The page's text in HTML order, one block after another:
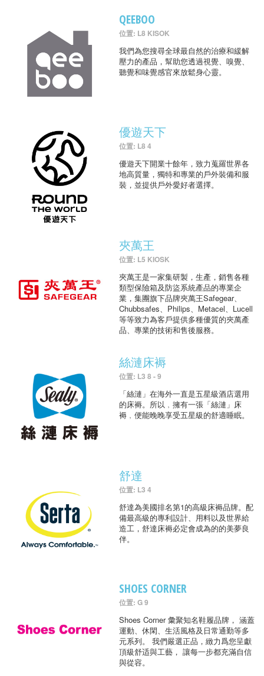
QEEBOO
位置: L8 KISOK
我們為您搜尋全球最自然的治療和緩解
壓力的產品，幫助您透過視覺、嗅覺、
聽覺和味覺感官來放鬆身心靈。
優遊天下
位置: L8 4
優遊天下開業十餘年，致力蒐羅世界各
地高質量，獨特和專業的戶外裝備和服
裝，並提供戶外愛好者選擇。
夾萬王
位置: L5 KIOSK
夾萬王是一家集研製，生產，銷售各種
類型保險箱及防盜系統產品的專業企
業，集團旗下品牌夾萬王Safegear、
Chubbsafes、Philips、Metacel、Lucell
等等致力為客戶提供多種優質的夾萬產
品、專業的技術和售後服務。
絲漣床褥
位置: L3 8 - 9
「絲漣」在海外一直是五星級酒店選用
的床褥。所以﹐擁有一張「絲漣」床
褥﹐便能晚晚享受五星級的舒適睡眠。
舒達
位置: L3 4
舒達為美國排名第1的高級床褥品牌。配
備最高級的專利設計、用料以及世界給
造工，舒達床褥必定會成為的的美夢良
伴。
SHOES CORNER
位置: G 9
Shoes Corner 彙聚知名鞋履品牌， 涵蓋
運動、休閑、生活風格及日常通勤等多
元系列。 我們嚴選正品，緻力爲您呈獻
頂級舒适與工藝， 讓每一步都充滿自信
與從容。